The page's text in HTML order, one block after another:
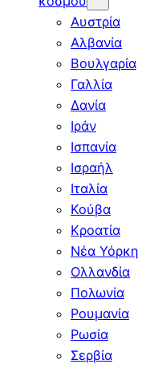
Αυστρία
Αλβανία
Βουλγαρία
Γαλλία
Δανία
Ιράν
Ισπανία
Ισραήλ
Ιταλία
Κούβα
Κροατία
Νέα Υόρκη
Ολλανδία
Πολωνία
Ρουμανία
Ρωσία
Σερβία